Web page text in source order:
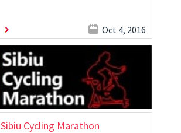
Oct 4, 2016
Sibiu Cycling Marathon